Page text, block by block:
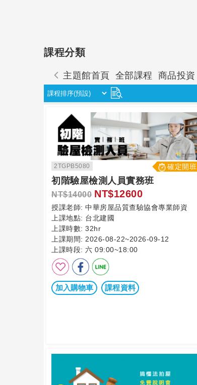
課程分類
主題館首頁 全部課程 商品投資
2TGPB5080 確定開班
初階驗屋檢測人員實務班
NT$14000 NT$12600
授課老師: 中華房屋品質查驗協會專業師資
上課地點: 台北建國
上課時數: 32hr
上課期間: 2026-08-22~2026-09-12
上課時段: 六 09:00~18:00
加入購物車 課程資料